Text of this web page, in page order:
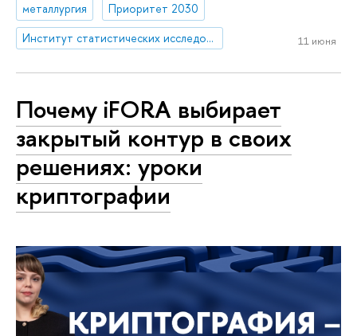
металлургия
Приоритет 2030
Институт статистических исследований и экономики знаний
11 июня
Почему iFORA выбирает
закрытый контур в своих
решениях: уроки
криптографии